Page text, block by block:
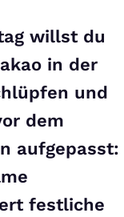
willst du
in der
und
dem
aufgepasst:
festliche